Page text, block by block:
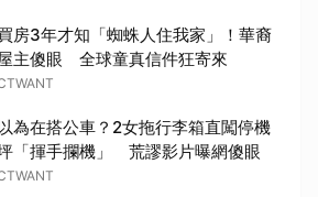
房3年才知「蜘蛛人住我家」！華裔
主傻眼 全球童真信件狂寄來
為在搭公車？2女拖行李箱直闖停機
「揮手攔機」 荒謬影片曝網傻眼